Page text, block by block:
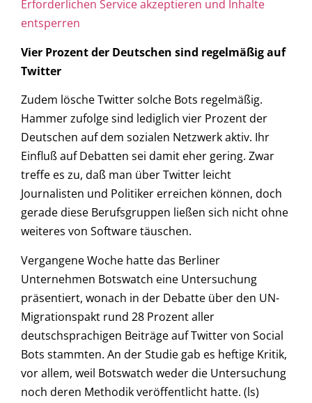
Erforderlichen Service akzeptieren und Inhalte
entsperren
Vier Prozent der Deutschen sind regelmäßig auf
Twitter
Zudem lösche Twitter solche Bots regelmäßig.
Hammer zufolge sind lediglich vier Prozent der
Deutschen auf dem sozialen Netzwerk aktiv. Ihr
Einfluß auf Debatten sei damit eher gering. Zwar
treffe es zu, daß man über Twitter leicht
Journalisten und Politiker erreichen können, doch
gerade diese Berufsgruppen ließen sich nicht ohne
weiteres von Software täuschen.
Vergangene Woche hatte das Berliner
Unternehmen Botswatch eine Untersuchung
präsentiert, wonach in der Debatte über den UN-
Migrationspakt rund 28 Prozent aller
deutschsprachigen Beiträge auf Twitter von Social
Bots stammten. An der Studie gab es heftige Kritik,
vor allem, weil Botswatch weder die Untersuchung
noch deren Methodik veröffentlicht hatte. (ls)